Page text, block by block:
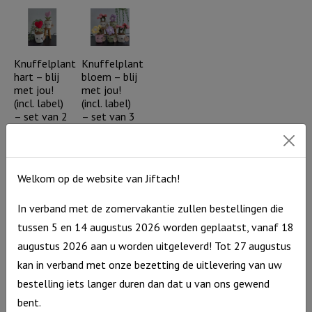
help
me..
aantal
is
Uw
liefde
aantal
Knuffelplant
hart – blij
met jou!
(incl. label)
– set van 2
11,75)
€23,50
voorraad
Knuffelplant
Knuffelplant
bloem – blij
met jou!
(incl. label)
– set van 3
11,75)
€35,25
voorraad
Knuffelplant
Nordic
Welkom op de website van Jiftach!
In verband met de zomervakantie zullen bestellingen die
tussen 5 en 14 augustus 2026 worden geplaatst, vanaf 18
augustus 2026 aan u worden uitgeleverd! Tot 27 augustus
kan in verband met onze bezetting de uitlevering van uw
bestelling iets langer duren dan dat u van ons gewend
bent.